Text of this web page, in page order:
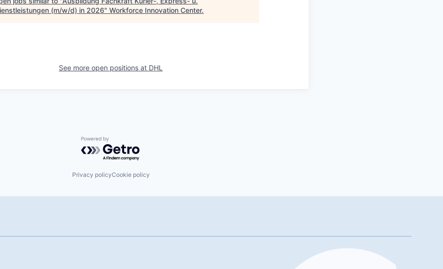
(m/w/d) in 2026" Workforce Innovation Center.
See more open positions at DHL
Powered by Getro.com
Privacy policyCookie policy